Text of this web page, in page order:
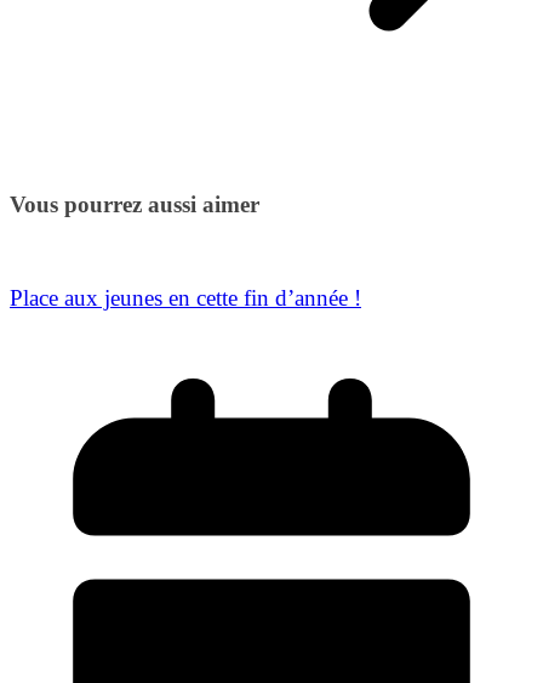
Vous pourrez aussi aimer
Place aux jeunes en cette fin d’année !